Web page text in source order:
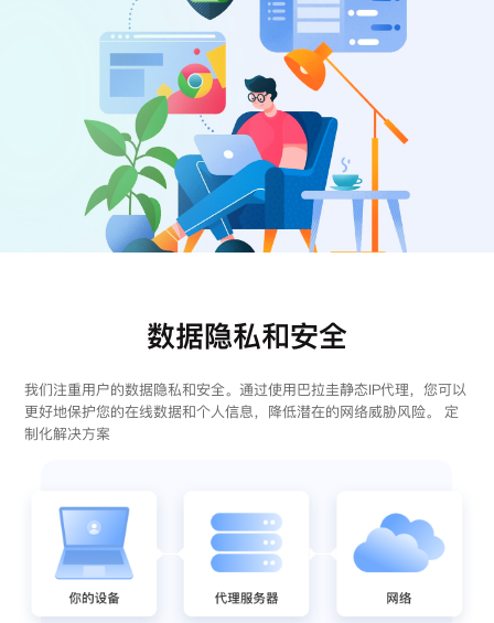
数据隐私和安全
我们注重用户的数据隐私和安全。通过使用巴拉圭静态IP代理，您可以
更好地保护您的在线数据和个人信息，降低潜在的网络威胁风险。 定
制化解决方案